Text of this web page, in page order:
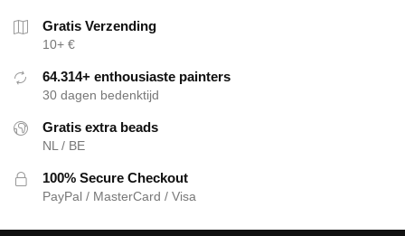
Gratis Verzending
10+ €
64.314+ enthousiaste painters
30 dagen bedenktijd
Gratis extra beads
NL / BE
100% Secure Checkout
PayPal / MasterCard / Visa